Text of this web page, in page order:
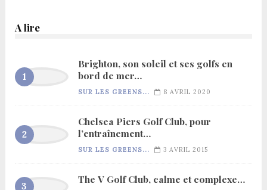
A lire
Brighton, son soleil et ses golfs en
bord de mer…
SUR LES GREENS... 8 AVRIL 2020
Chelsea Piers Golf Club, pour
l’entraînement…
SUR LES GREENS... 3 AVRIL 2015
The V Golf Club, calme et complexe…